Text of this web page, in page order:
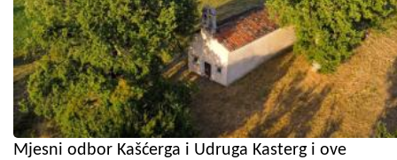
Mjesni odbor Kašćerga i Udruga Kasterg i ove